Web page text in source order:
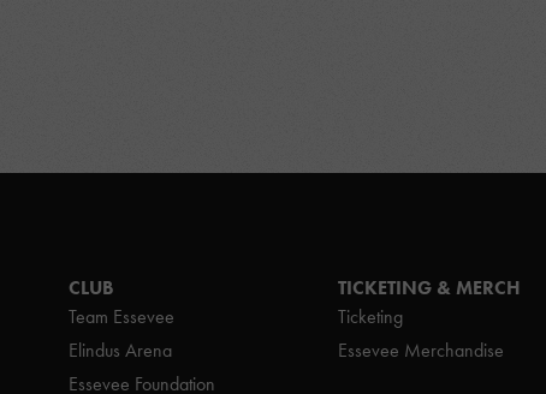
CLUB
Team Essevee
Elindus Arena
Essevee Foundation
TICKETING & MERCH
Ticketing
Essevee Merchandise